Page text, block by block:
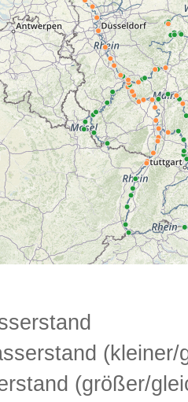
(kleiner/
(größer/